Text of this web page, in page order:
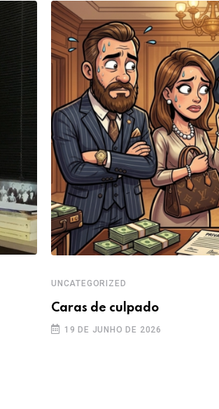
UNCATEGORIZED
Caras de culpado
19 DE JUNHO DE 2026